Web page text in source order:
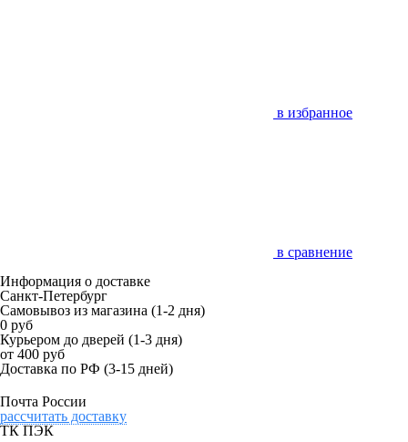
в избранное
в сравнение
Информация о доставке
Санкт-Петербург
Самовывоз из магазина (1-2 дня)
0 руб
Курьером до дверей (1-3 дня)
от 400 руб
Доставка по РФ (3-15 дней)
Почта России
рассчитать доставку
ТК ПЭК